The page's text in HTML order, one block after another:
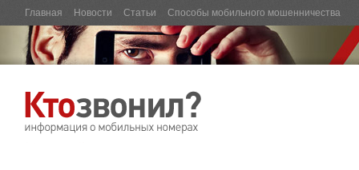
Главная Новости Статьи Способы мобильного мошенничества